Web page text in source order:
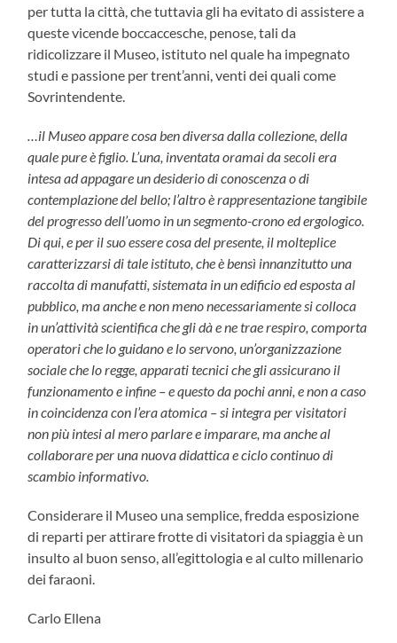
per tutta la città, che tuttavia gli ha evitato di assistere a
queste vicende boccaccesche, penose, tali da
ridicolizzare il Museo, istituto nel quale ha impegnato
studi e passione per trent’anni, venti dei quali come
Sovrintendente.
…il Museo appare cosa ben diversa dalla collezione, della
quale pure è figlio. L’una, inventata oramai da secoli era
intesa ad appagare un desiderio di conoscenza o di
contemplazione del bello; l’altro è rappresentazione tangibile
del progresso dell’uomo in un segmento-crono ed ergologico.
Di qui, e per il suo essere cosa del presente, il molteplice
caratterizzarsi di tale istituto, che è bensì innanzitutto una
raccolta di manufatti, sistemata in un edificio ed esposta al
pubblico, ma anche e non meno necessariamente si colloca
in un’attività scientifica che gli dà e ne trae respiro, comporta
operatori che lo guidano e lo servono, un’organizzazione
sociale che lo regge, apparati tecnici che gli assicurano il
funzionamento e infine – e questo da pochi anni, e non a caso
in coincidenza con l’era atomica – si integra per visitatori
non più intesi al mero parlare e imparare, ma anche al
collaborare per una nuova didattica e ciclo continuo di
scambio informativo.
Considerare il Museo una semplice, fredda esposizione
di reparti per attirare frotte di visitatori da spiaggia è un
insulto al buon senso, all’egittologia e al culto millenario
dei faraoni.
Carlo Ellena